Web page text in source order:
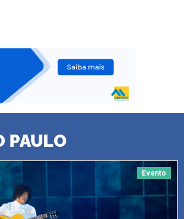
PAULO
Evento